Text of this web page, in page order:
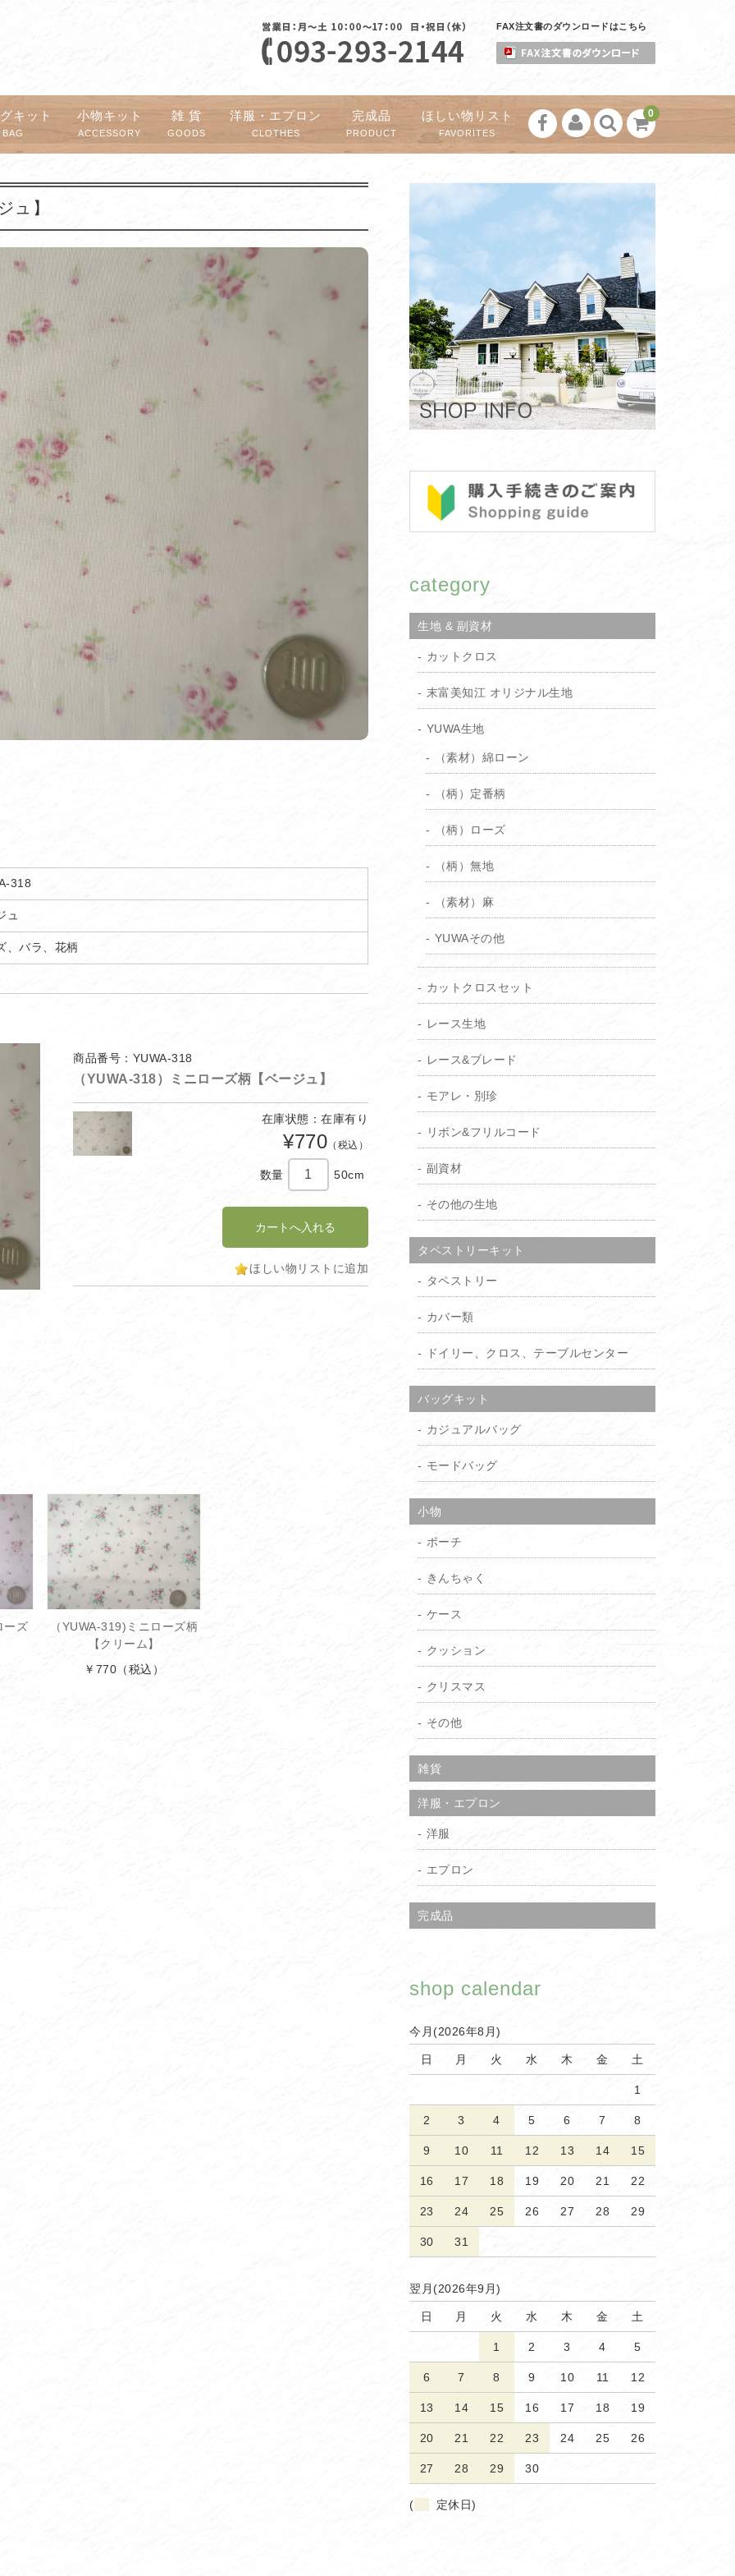
FAX注文書のダウンロードはこちら
0
キット
BAG
小物キット
ACCESSORY
雑 貨
GOODS
洋服・エプロン
CLOTHES
完成品
PRODUCT
ほしい物リスト
FAVORITES
ュ】
318
ュ
、バラ、花柄
商品番号：YUWA-318
（YUWA-318）ミニローズ柄【ベージュ】
在庫状態：在庫有り
¥770 （税込）
数量 50cm
ほしい物リストに追加
ーズ
（YUWA-319)ミニローズ柄
【クリーム】
￥770 （税込）
category
生地 & 副資材
カットクロス
末富美知江 オリジナル生地
YUWA生地
（素材）綿ローン
（柄）定番柄
（柄）ローズ
（柄）無地
（素材）麻
YUWAその他
カットクロスセット
レース生地
レース&ブレード
モアレ・別珍
リボン&フリルコード
副資材
その他の生地
タペストリーキット
タペストリー
カバー類
ドイリー、クロス、テーブルセンター
バッグキット
カジュアルバッグ
モードバッグ
小物
ポーチ
きんちゃく
ケース
クッション
クリスマス
その他
雑貨
洋服・エプロン
洋服
エプロン
完成品
shop calendar
今月(2026年8月)
日 月 火 水 木 金 土
1
2 3 4 5 6 7 8
9 10 11 12 13 14 15
16 17 18 19 20 21 22
23 24 25 26 27 28 29
30 31
翌月(2026年9月)
日 月 火 水 木 金 土
1 2 3 4 5
6 7 8 9 10 11 12
13 14 15 16 17 18 19
20 21 22 23 24 25 26
27 28 29 30
( 定休日)